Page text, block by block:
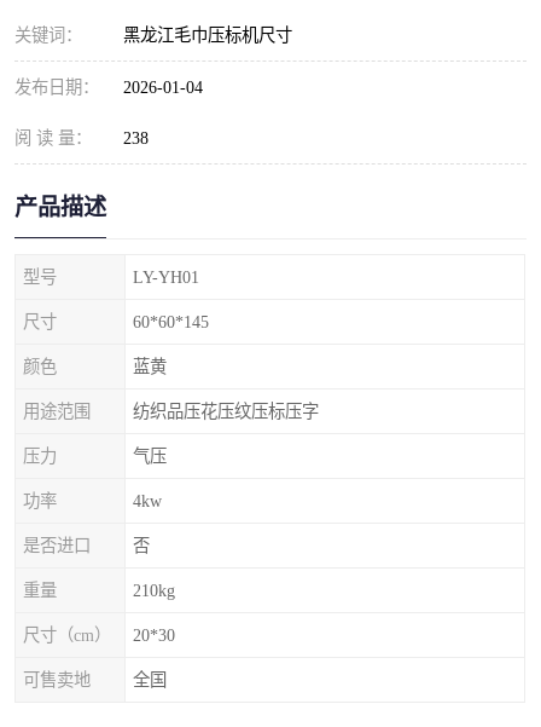
关键词： 黑龙江毛巾压标机尺寸
发布日期： 2026-01-04
阅 读 量： 238
产品描述
型号 LY-YH01
尺寸 60*60*145
颜色 蓝黄
用途范围 纺织品压花压纹压标压字
压力 气压
功率 4kw
是否进口 否
重量 210kg
尺寸（cm） 20*30
可售卖地 全国